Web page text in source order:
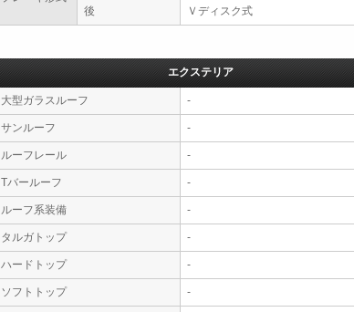
後 Ｖディスク式
エクステリア
大型ガラスルーフ -
サンルーフ -
ルーフレール -
Tバールーフ -
ルーフ系装備 -
タルガトップ -
ハードトップ -
ソフトトップ -